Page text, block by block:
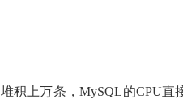
上万条，MySQL的CPU